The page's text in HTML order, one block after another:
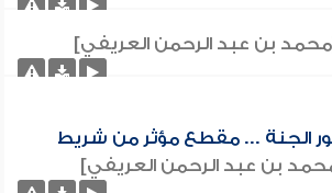
بن عبد الرحمن العريفي]
الجنة ... مقطع مؤثر من شريط
بن عبد الرحمن العريفي]